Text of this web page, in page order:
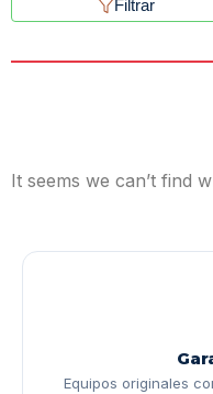
Filtrar
It seems we can’t find
Equipos originales